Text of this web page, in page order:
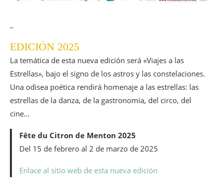
EDICIÓN 2025
La temática de esta nueva edición será «Viajes a las
Estrellas», bajo el signo de los astros y las constelaciones.
Una odisea poética rendirá homenaje a las estrellas: las
estrellas de la danza, de la gastronomía, del circo, del
cine…
Fête du Citron de Menton 2025
Del 15 de febrero al 2 de marzo de 2025
Enlace al sitio web de esta nueva edición